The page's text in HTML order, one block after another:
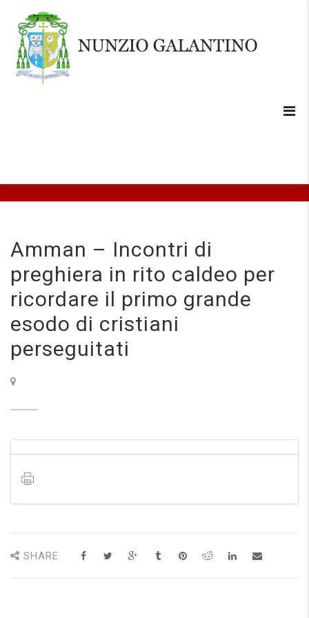
Amman – Incontri di
preghiera in rito caldeo per
ricordare il primo grande
esodo di cristiani
perseguitati
SHARE